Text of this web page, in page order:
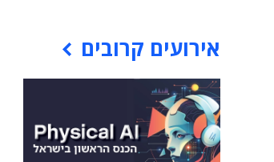
אירועים קרובים